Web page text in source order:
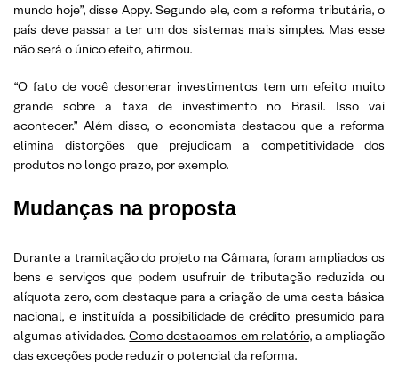
mundo hoje”, disse Appy. Segundo ele, com a reforma tributária, o
país deve passar a ter um dos sistemas mais simples. Mas esse
não será o único efeito, afirmou.
“O fato de você desonerar investimentos tem um efeito muito
grande sobre a taxa de investimento no Brasil. Isso vai
acontecer.” Além disso, o economista destacou que a reforma
elimina distorções que prejudicam a competitividade dos
produtos no longo prazo, por exemplo.
Mudanças na proposta
Durante a tramitação do projeto na Câmara, foram ampliados os
bens e serviços que podem usufruir de tributação reduzida ou
alíquota zero, com destaque para a criação de uma cesta básica
nacional, e instituída a possibilidade de crédito presumido para
algumas atividades.Como destacamos em relatório, a ampliação
das exceções pode reduzir o potencial da reforma.